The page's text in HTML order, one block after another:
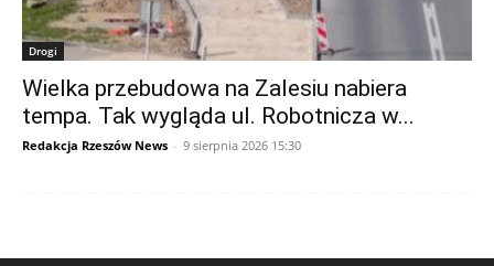
Drogi
Wielka przebudowa na Zalesiu nabiera
tempa. Tak wygląda ul. Robotnicza w...
Redakcja Rzeszów News - 9 sierpnia 2026 15:30